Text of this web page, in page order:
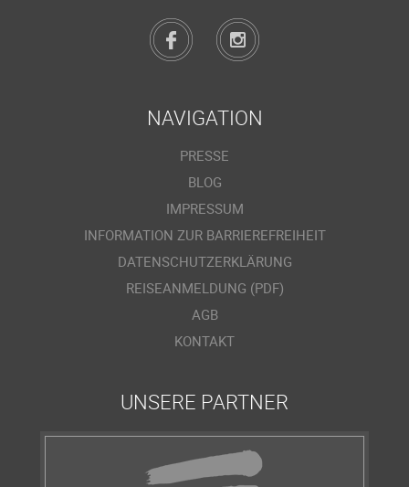
NAVIGATION
PRESSE
BLOG
IMPRESSUM
INFORMATION ZUR BARRIEREFREIHEIT
DATENSCHUTZERKLÄRUNG
REISEANMELDUNG (PDF)
AGB
KONTAKT
UNSERE PARTNER